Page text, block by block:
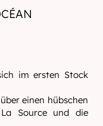
im ersten Stock
einen hübschen
Source und die